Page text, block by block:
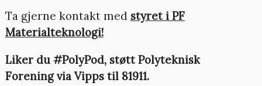
Ta gjerne kontakt med styret i PF
Materialteknologi!
Liker du #PolyPod, støtt Polyteknisk
Forening via Vipps til 81911.